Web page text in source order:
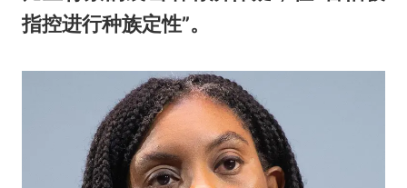
指控进行种族定性”。